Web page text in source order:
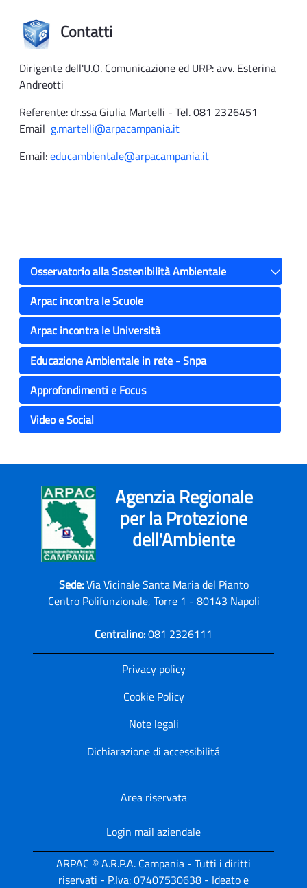
Contatti
Dirigente dell'U.O. Comunicazione ed URP:avv. Esterina
Andreotti
Referente:dr.ssa Giulia Martelli - Tel. 081 2326451
Email g.martelli@arpacampania.it
Email:educambientale@arpacampania.it
Osservatorio alla Sostenibilità Ambientale
Toggle
Arpac incontra le Scuole
Arpac incontra le Università
Educazione Ambientale in rete - Snpa
Approfondimenti e Focus
Video e Social
Agenzia Regionale
per la Protezione
dell'Ambiente
Sede:Via Vicinale Santa Maria del Pianto
Centro Polifunzionale, Torre 1 - 80143 Napoli
Centralino:081 2326111
Privacy policy
Cookie Policy
Note legali
Dichiarazione di accessibilitá
Area riservata
Login mail aziendale
ARPAC © A.R.P.A. Campania - Tutti i diritti
riservati - P.Iva: 07407530638 - Ideato e